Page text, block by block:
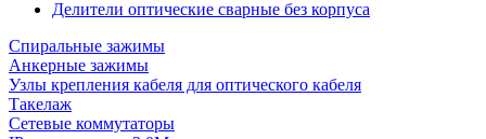
Делители оптические сварные без корпуса
Спиральные зажимы
Анкерные зажимы
Узлы крепления кабеля для оптического кабеля
Такелаж
Сетевые коммутаторы